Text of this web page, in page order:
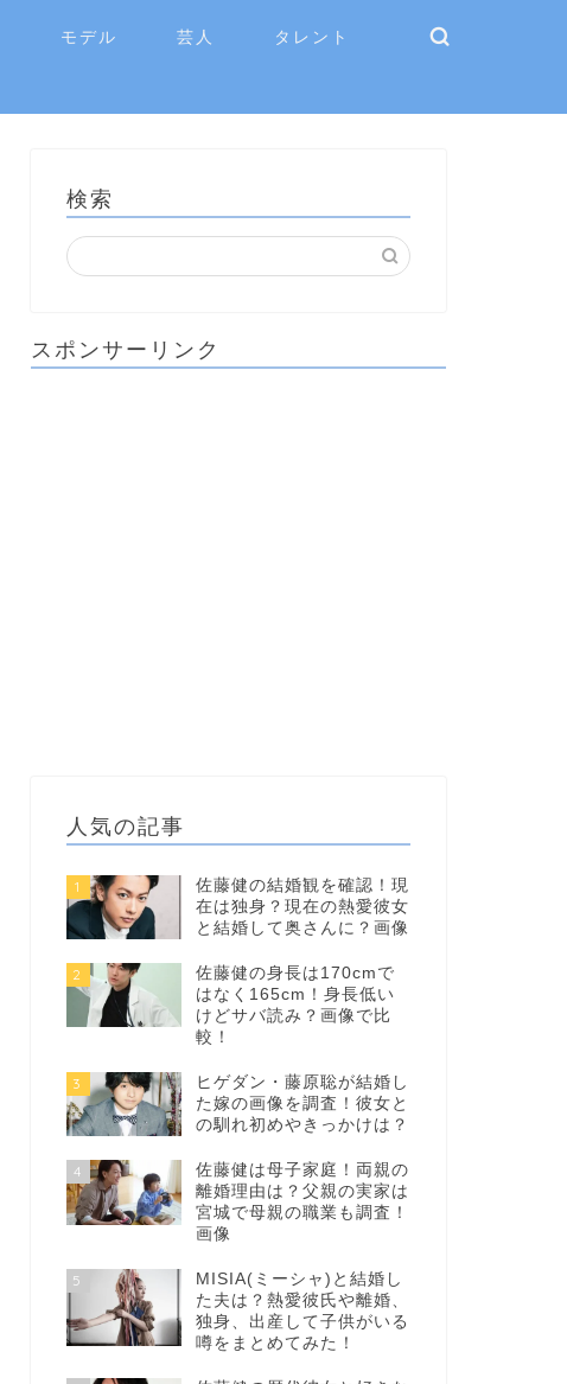
モデル 芸人 タレント
検索
スポンサーリンク
人気の記事
1
佐藤健の結婚観を確認！現
在は独身？現在の熱愛彼女
と結婚して奥さんに？画像
2
佐藤健の身長は170cmで
はなく165cm！身長低い
けどサバ読み？画像で比
較！
3
ヒゲダン・藤原聡が結婚し
た嫁の画像を調査！彼女と
の馴れ初めやきっかけは？
4
佐藤健は母子家庭！両親の
離婚理由は？父親の実家は
宮城で母親の職業も調査！
画像
5
MISIA(ミーシャ)と結婚し
た夫は？熱愛彼氏や離婚、
独身、出産して子供がいる
噂をまとめてみた！